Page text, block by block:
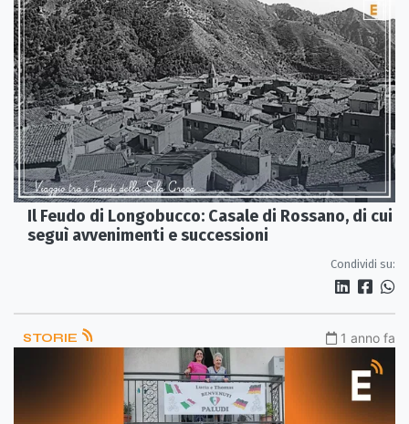
Il Feudo di Longobucco: Casale di Rossano, di cui
seguì avvenimenti e successioni
Condividi su:
STORIE 1 anno fa